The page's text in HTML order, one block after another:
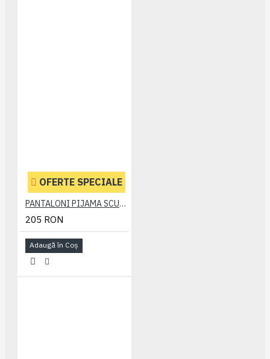
OFERTE SPECIALE
PANTALONI PIJAMA SCURTI BLEUMARIN – PACHET 2 BUCATI - 2XL 3XL 4XL 5XL 6XL
205 RON
Adaugă în Coş